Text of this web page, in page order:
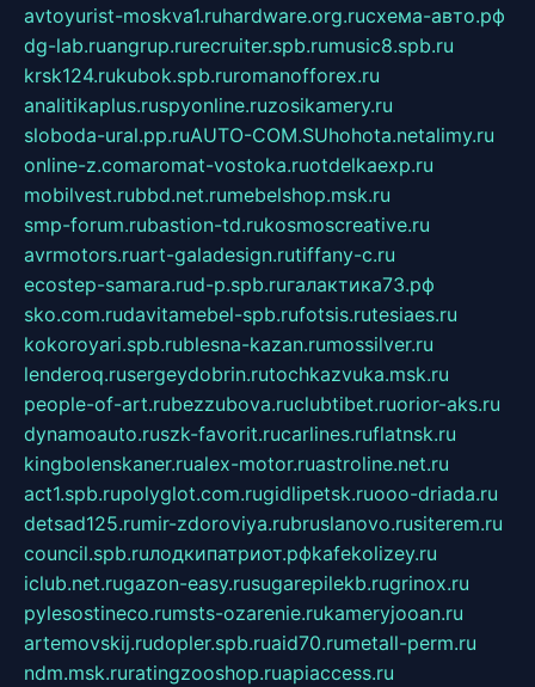
avtoyurist-moskva1.ruhardware.org.ruсхема-авто.рф
dg-lab.ruangrup.rurecruiter.spb.rumusic8.spb.ru
krsk124.rukubok.spb.ruromanofforex.ru
analitikaplus.ruspyonline.ruzosikamery.ru
sloboda-ural.pp.ruAUTO-COM.SUhohota.netalimy.ru
online-z.comaromat-vostoka.ruotdelkaexp.ru
mobilvest.rubbd.net.rumebelshop.msk.ru
smp-forum.rubastion-td.rukosmoscreative.ru
avrmotors.ruart-galadesign.rutiffany-c.ru
ecostep-samara.rud-p.spb.ruгалактика73.рф
sko.com.rudavitamebel-spb.rufotsis.rutesiaes.ru
kokoroyari.spb.rublesna-kazan.rumossilver.ru
lenderoq.rusergeydobrin.rutochkazvuka.msk.ru
people-of-art.rubezzubova.ruclubtibet.ruorior-aks.ru
dynamoauto.ruszk-favorit.rucarlines.ruflatnsk.ru
kingbolenskaner.rualex-motor.ruastroline.net.ru
act1.spb.rupolyglot.com.rugidlipetsk.ruooo-driada.ru
detsad125.rumir-zdoroviya.rubruslanovo.rusiterem.ru
council.spb.ruлодкипатриот.рфkafekolizey.ru
iclub.net.rugazon-easy.rusugarepilekb.rugrinox.ru
pylesostineco.rumsts-ozarenie.rukameryjooan.ru
artemovskij.rudopler.spb.ruaid70.rumetall-perm.ru
ndm.msk.ruratingzooshop.ruapiaccess.ru